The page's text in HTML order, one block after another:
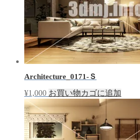
Architecture_0171-Ｓ
¥1,000 お買い物カゴに追加